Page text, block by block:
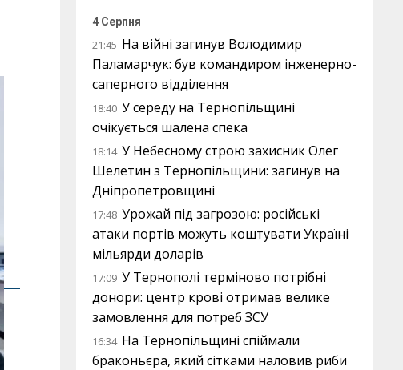
4 Серпня
21:45 На війні загинув Володимир
Паламарчук: був командиром інженерно-
саперного відділення
18:40 У середу на Тернопільщині
очікується шалена спека
18:14 У Небесному строю захисник Олег
Шелетин з Тернопільщини: загинув на
Дніпропетровщині
17:48 Урожай під загрозою: російські
атаки портів можуть коштувати Україні
мільярди доларів
17:09 У Тернополі терміново потрібні
донори: центр крові отримав велике
замовлення для потреб ЗСУ
16:34 На Тернопільщині спіймали
браконьєра, який сітками наловив риби